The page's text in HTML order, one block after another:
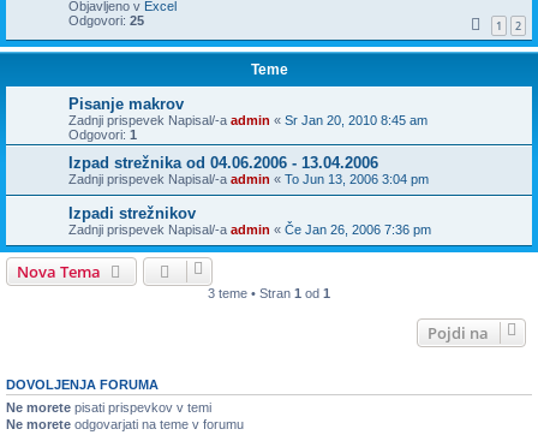
Objavljeno v Excel
Odgovori: 25 1 2
Teme
Pisanje makrov
Zadnji prispevek Napisal/-a admin « Sr Jan 20, 2010 8:45 am
Odgovori: 1
Izpad strežnika od 04.06.2006 - 13.04.2006
Zadnji prispevek Napisal/-a admin « To Jun 13, 2006 3:04 pm
Izpadi strežnikov
Zadnji prispevek Napisal/-a admin « Če Jan 26, 2006 7:36 pm
Nova Tema
3 teme • Stran 1 od 1
Pojdi na
DOVOLJENJA FORUMA
Ne morete pisati prispevkov v temi
Ne morete odgovarjati na teme v forumu